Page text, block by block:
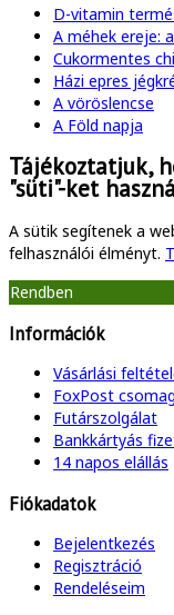
D-vitamin
A méhek ereje:
Cukormentes
Házi epres
A vöröslencse
A Föld napja
Tájékoztatjuk,
"süti"-ket
A sütik segítenek a
felhasználói élményt.
Rendben
Információk
Vásárlási
FoxPost
Futárszolgálat
Bankkártyás
14 napos elállás
Fiókadatok
Bejelentkezés
Regisztráció
Rendeléseim